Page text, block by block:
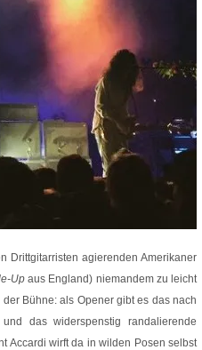
Drittgitarristen agierenden Amerikaner
Upaus England) niemandem zu leicht
Bühne: als Opener gibt es das nach
und das widerspenstig randalierende
Accardi wirft da in wilden Posen selbst